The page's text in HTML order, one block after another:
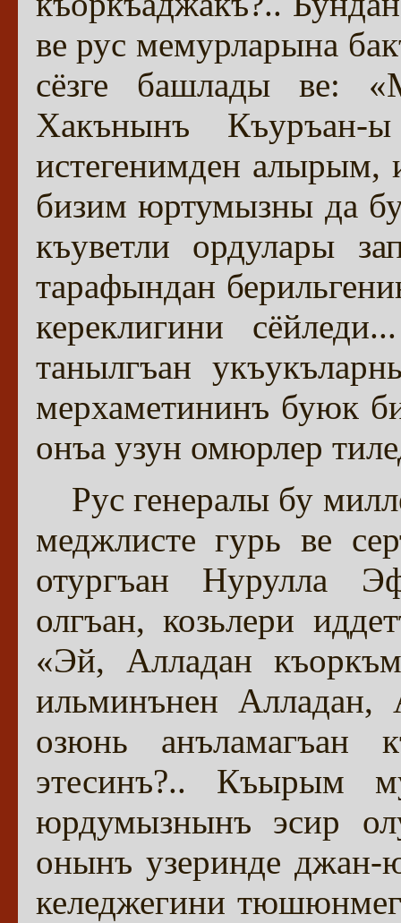
ве рус мемурларына
сёзге башлады ве:
Хакънынъ Къуръан-
истегенимден алырым,
бизим юртумызны да
къуветли ордулары
тарафындан
кереклигини
танылгъан
мерхаметининъ буюк
онъа узун омюрлер
Рус генералы бу
меджлисте гурь ве
отургъан Нурулла
олгъан, козьлери
«Эй, Алладан
ильминънен Алладан,
озюнь анъламагъан
этесинъ?.. Къырым
юрдумызнынъ эсир
онынъ узеринде джан-
келеджегини